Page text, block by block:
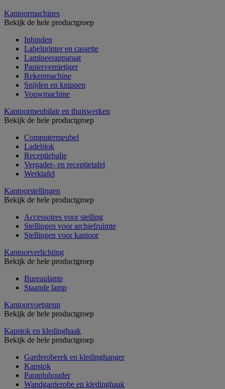
Kantoormachines
Bekijk de hele productgroep
Inbinden
Labelprinter en cassette
Lamineerapparaat
Papiervernietiger
Rekenmachine
Snijden en knippen
Vouwmachine
Kantoormeubilair en thuiswerken
Bekijk de hele productgroep
Computermeubel
Ladeblok
Receptiebalie
Vergader- en receptietafel
Werktafel
Kantoorstellingen
Bekijk de hele productgroep
Accessoires voor stelling
Stellingen voor archiefruimte
Stellingen voor kantoor
Kantoorverlichting
Bekijk de hele productgroep
Bureaulamp
Staande lamp
Kantoorvoetsteun
Bekijk de hele productgroep
Kapstok en kledinghaak
Bekijk de hele productgroep
Garderoberek en kledinghanger
Kapstok
Parapluhouder
Wandgarderobe en kledinghaak